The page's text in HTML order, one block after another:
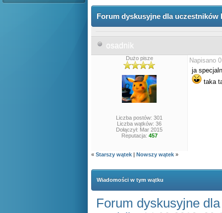
Forum dyskusyjne dla uczestników
osadnik
Dużo pisze
Liczba postów: 301
Liczba wątków: 36
Dołączył: Mar 2015
Reputacja: 457
Napisano
ja
taka
« Starszy wątek | Nowszy wątek »
Wiadomości w tym wątku
Forum dyskusyjne